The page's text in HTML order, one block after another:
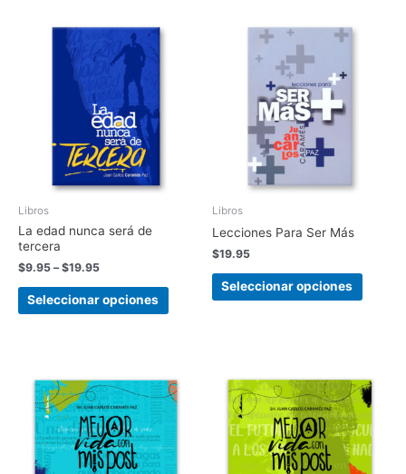
Libros
La edad nunca será de
tercera
$9.95 –$19.95
Seleccionar opciones
Libros
Lecciones Para Ser Más
$19.95
Seleccionar opciones